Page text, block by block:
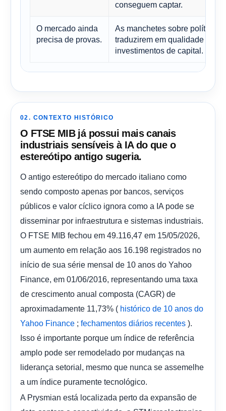
conseguem captar.
O mercado ainda
precisa de provas.
As manchetes sobre políticas
traduzirem em qualidade dos
investimentos de capital.
02. CONTEXTO HISTÓRICO
O FTSE MIB já possui mais canais
industriais sensíveis à IA do que o
estereótipo antigo sugeria.
O antigo estereótipo do mercado italiano como
sendo composto apenas por bancos, serviços
públicos e valor cíclico ignora como a IA pode se
disseminar por infraestrutura e sistemas industriais.
O FTSE MIB fechou em 49.116,47 em 15/05/2026,
um aumento em relação aos 16.198 registrados no
início de sua série mensal de 10 anos do Yahoo
Finance, em 01/06/2016, representando uma taxa
de crescimento anual composta (CAGR) de
aproximadamente 11,73% ( histórico de 10 anos do
Yahoo Finance ; fechamentos diários recentes ).
Isso é importante porque um índice de referência
amplo pode ser remodelado por mudanças na
liderança setorial, mesmo que nunca se assemelhe
a um índice puramente tecnológico.
A Prysmian está localizada perto da expansão de